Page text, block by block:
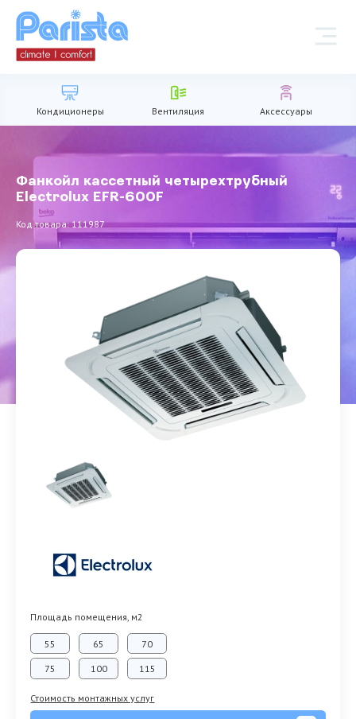
Кондиционеры Вентиляция Аксессуары
Фанкойл кассетный четырехтрубный
Electrolux EFR-600F
Код товара: 111987
Площадь помещения, м2
55 65 70
75 100 115
Стоимость монтажных услуг